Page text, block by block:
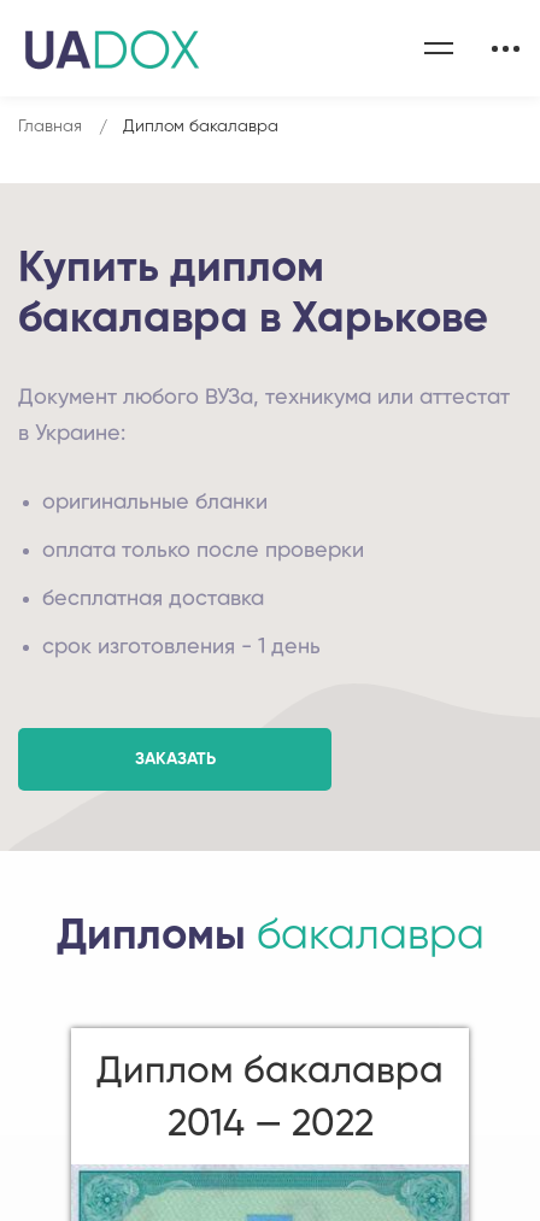
Главная Диплом бакалавра
Купить диплом
бакалавра в Харькове
Документ любого ВУЗа, техникума или аттестат
в Украине:
оригинальные бланки
оплата только после проверки
бесплатная доставка
срок изготовления - 1 день
ЗАКАЗАТЬ
Дипломы бакалавра
Диплом бакалавра
2014 — 2022